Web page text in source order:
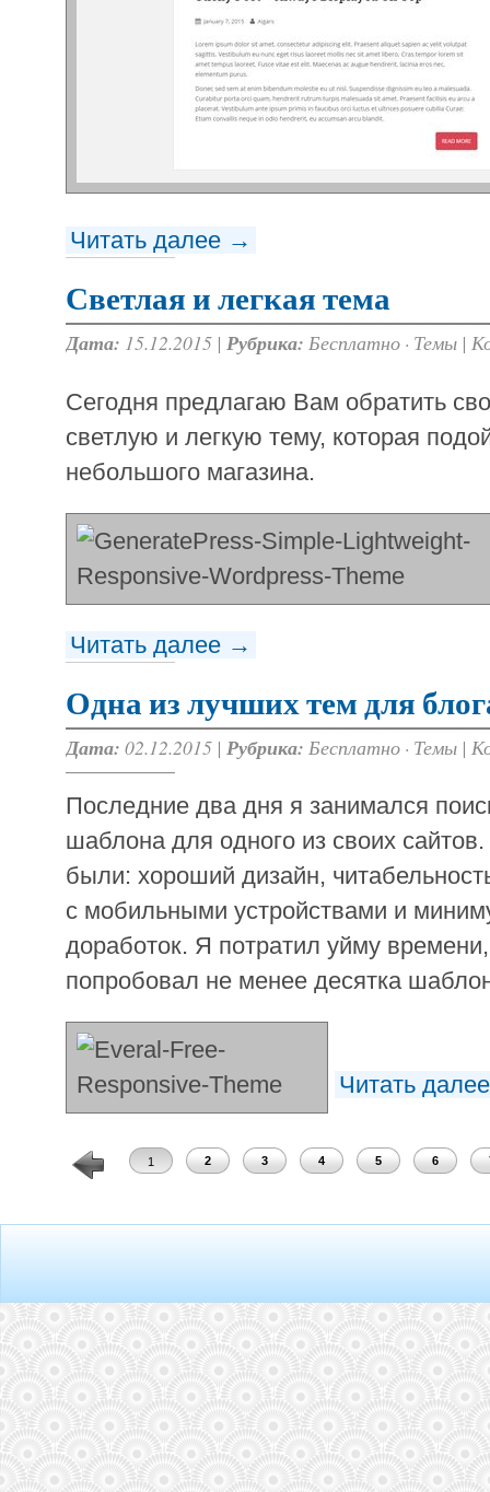
Читать далее →
Светлая и легкая тема
Дата: 15.12.2015 | Рубрика: Бесплатно · Темы |
Сегодня предлагаю Вам обратить
светлую и легкую тему, которая
небольшого магазина.
Читать далее →
Одна из лучших тем для
Дата: 02.12.2015 | Рубрика: Бесплатно · Темы |
Последние два дня я занимался
шаблона для одного из своих
были: хороший дизайн,
с мобильными устройствами и
доработок. Я потратил уйму
попробовал не менее десятка
Читать
1 2 3 4 5 6